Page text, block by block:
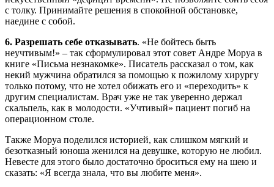
с толку. Принимайте решения в спокойной обстановке,
наедине с собой.
6. Разрешать себе отказывать. «Не бойтесь быть
неучтивым!» – так сформулировал этот совет Андре Моруа в
книге «Письма незнакомке». Писатель рассказал о том, как
некий мужчина обратился за помощью к пожилому хирургу
только потому, что не хотел обижать его и «переходить» к
другим специалистам. Врач уже не так уверенно держал
скальпель, как в молодости. «Учтивый» пациент погиб на
операционном столе.
Также Моруа поделился историей, как слишком мягкий и
безотказный юноша женился на девушке, которую не любил.
Невесте для этого было достаточно броситься ему на шею и
сказать: «Я всегда знала, что вы любите меня».